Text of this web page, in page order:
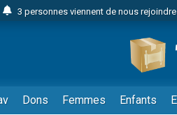
3 personnes viennent de nous
3 personnes viennent de faire un
Il reste 49 places pour étudier en
2 personnes viennent de nous
Dons Femmes Enfants